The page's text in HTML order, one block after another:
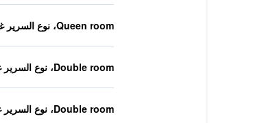
Queen room، نوع السرير غير معروف
Double room، نوع السرير غير معروف
Double room، نوع السرير غير معروف